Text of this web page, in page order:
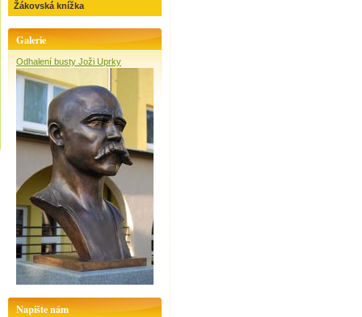
Žákovská knížka
Galerie
Odhalení busty Joži Uprky
Napište nám